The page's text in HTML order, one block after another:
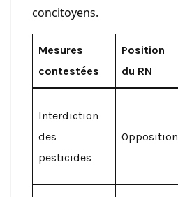
concitoyens.
Mesures
contestées
Position
du RN
Interdiction
des
pesticides
Opposition